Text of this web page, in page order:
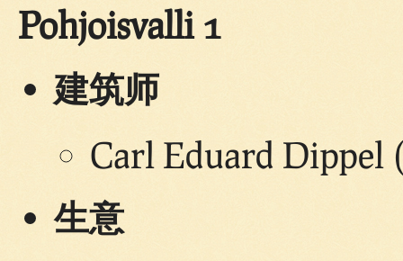
Pohjoisvalli 1
建筑师
Carl Eduard Dippel
生意